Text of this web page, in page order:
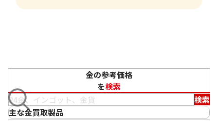
金の参考価格
を検索
検索
主な金買取製品